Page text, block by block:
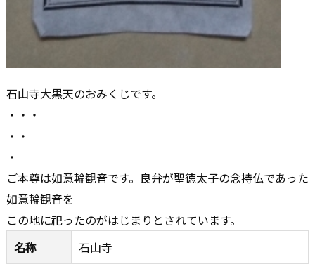
石山寺大黒天のおみくじです。
・・・
・・
・
ご本尊は如意輪観音です。良弁が聖徳太子の念持仏であった
如意輪観音を
この地に祀ったのがはじまりとされています。
名称
石山寺